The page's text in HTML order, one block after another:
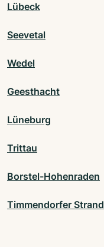
Lübeck
Seevetal
Wedel
Geesthacht
Lüneburg
Trittau
Borstel-Hohenraden
Timmendorfer Strand